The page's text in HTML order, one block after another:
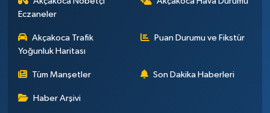
Eczaneler
Akçakoca Trafik
Yoğunluk Haritası
Puan Durumu ve Fikstür
Tüm Manşetler Son Dakika Haberleri
Haber Arşivi